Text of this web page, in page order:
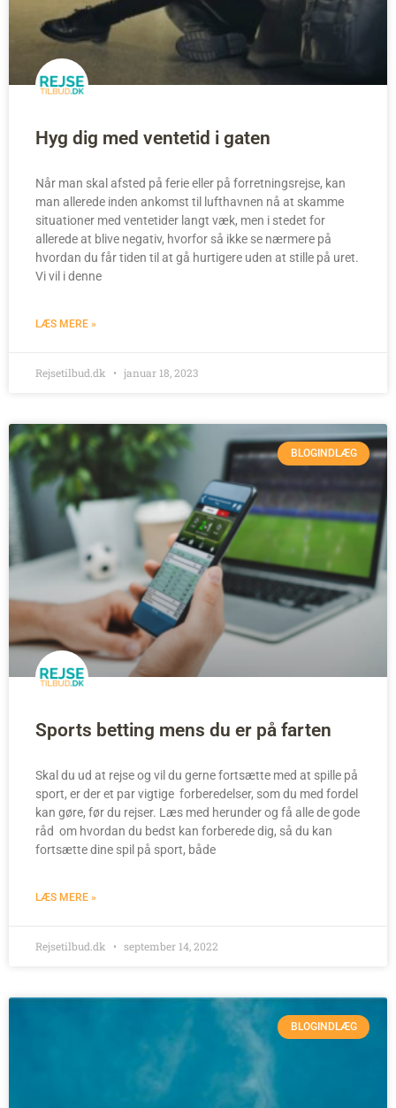
Hyg dig med ventetid i gaten
Når man skal afsted på ferie eller på forretningsrejse, kan
man allerede inden ankomst til lufthavnen nå at skamme
situationer med ventetider langt væk, men i stedet for
allerede at blive negativ, hvorfor så ikke se nærmere på
hvordan du får tiden til at gå hurtigere uden at stille på uret.
Vi vil i denne
LÆS MERE »
Rejsetilbud.dk januar 18, 2023
BLOGINDLÆG
Sports betting mens du er på farten
Skal du ud at rejse og vil du gerne fortsætte med at spille på
sport, er der et par vigtige forberedelser, som du med fordel
kan gøre, før du rejser. Læs med herunder og få alle de gode
råd om hvordan du bedst kan forberede dig, så du kan
fortsætte dine spil på sport, både
LÆS MERE »
Rejsetilbud.dk september 14, 2022
BLOGINDLÆG